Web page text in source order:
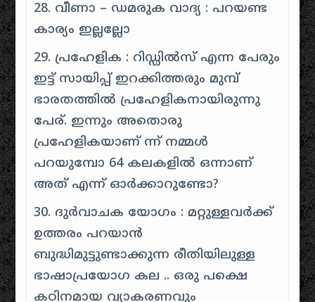
28. വീണാ – ഡമരുക വാദ്യ : പറയണ്ട
കാര്യം ഇല്ലല്ലോ
29. പ്രഹേളിക : റിഡ്ഡിൽസ് എന്ന പേരും
ഇട്ട് സായിപ്പ് ഇറക്കിത്തരും മുമ്പ്
ഭാരതത്തിൽ പ്രഹേളികനായിരുന്നു
പേര്. ഇന്നും അതൊരു
പ്രഹേളികയാണ് ന്ന് നമ്മൾ
പറയുമ്പോ 64 കലകളിൽ ഒന്നാണ്
അത് എന്ന് ഓർക്കാറുണ്ടോ?
30. ദുർവാചക യോഗം : മറ്റുള്ളവർക്ക്
ഉത്തരം പറയാൻ
ബുദ്ധിമുട്ടുണ്ടാക്കുന്ന രീതിയിലുള്ള
ഭാഷാപ്രയോഗ കല .. ഒരു പക്ഷെ
കഠിനമായ വ്യാകരണവും